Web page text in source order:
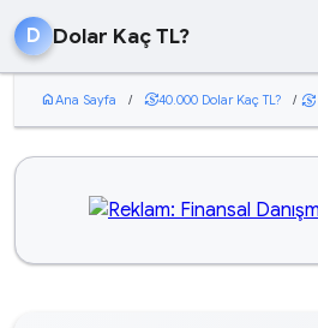
D Dolar Kaç TL?
homeAna Sayfa / currency_exchange40.000 Dolar Kaç TL? / currency_exchange